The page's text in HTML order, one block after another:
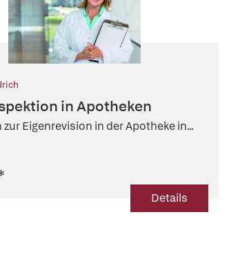
in Apotheken
zur Eigenrevision in der Apotheke in...
Details